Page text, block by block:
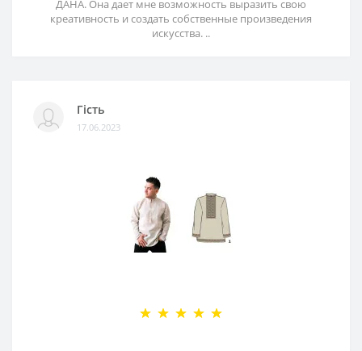
ДАНА. Она дает мне возможность выразить свою
креативность и создать собственные произведения
искусства. ..
Гість
17.06.2023